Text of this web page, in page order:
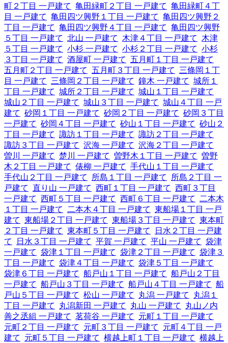
町２丁目 一戸建て 亀田緑町２丁目 一戸建て 亀田緑町４丁
目 一戸建て 亀田四ツ興野１丁目 一戸建て 亀田四ツ興野２
丁目 一戸建て 亀田四ツ興野４丁目 一戸建て 亀田四ツ興野
５丁目 一戸建て 北山 一戸建て 木津４丁目 一戸建て
木津
５丁目 一戸建て 小杉 一戸建て 小杉２丁目 一戸建て 小杉
３丁目 一戸建て 酒屋町 一戸建て
五月町１丁目 一戸建て
五月町２丁目 一戸建て
五月町３丁目 一戸建て
三條岡１丁
目 一戸建て
三條岡２丁目 一戸建て 鐘木 一戸建て 城所１
丁目 一戸建て 城所２丁目 一戸建て 城山１丁目 一戸建て
城山２丁目 一戸建て 城山３丁目 一戸建て 城山４丁目 一戸
建て 砂岡１丁目 一戸建て 砂岡２丁目 一戸建て 砂岡３丁目
一戸建て 砂岡４丁目 一戸建て 砂山１丁目 一戸建て 砂山２
丁目 一戸建て 諏訪１丁目 一戸建て 諏訪２丁目 一戸建て
諏訪３丁目 一戸建て 沢海 一戸建て 沢海２丁目 一戸建て
曽川 一戸建て 楚川 一戸建て 曽野木１丁目 一戸建て 曽野
木２丁目 一戸建て 俵柳 一戸建て 手代山１丁目 一戸建て
手代山２丁目 一戸建て
所島１丁目 一戸建て
所島２丁目 一
戸建て 直り山 一戸建て 西町１丁目 一戸建て 西町３丁目
一戸建て 西町５丁目 一戸建て 西町６丁目 一戸建て
二本木
１丁目 一戸建て
二本木４丁目 一戸建て 東船場１丁目 一戸
建て 東船場２丁目 一戸建て 東船場３丁目 一戸建て 東本町
２丁目 一戸建て 東本町５丁目 一戸建て
日水２丁目 一戸建
て
日水３丁目 一戸建て 平賀 一戸建て 平山 一戸建て 袋津
一戸建て 袋津１丁目 一戸建て 袋津２丁目 一戸建て 袋津３
丁目 一戸建て 袋津４丁目 一戸建て 袋津５丁目 一戸建て
袋津６丁目 一戸建て 船戸山１丁目 一戸建て 船戸山２丁目
一戸建て 船戸山３丁目 一戸建て 船戸山４丁目 一戸建て 船
戸山５丁目 一戸建て 松山 一戸建て 丸潟 一戸建て
丸潟１
丁目 一戸建て
丸潟新田 一戸建て 丸山 一戸建て
丸山ノ内
善之丞組 一戸建て 茗荷谷 一戸建て
元町１丁目 一戸建て
元町２丁目 一戸建て
元町３丁目 一戸建て
元町４丁目 一戸
建て
元町５丁目 一戸建て 横越上町１丁目 一戸建て 横越上